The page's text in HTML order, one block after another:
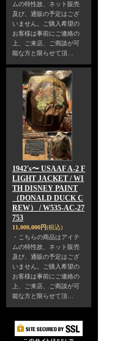
ムの特性故、ネット販売
及び、通販の予定はござ
いません。ご購入希望の
お客様は事前にご連絡の
上、ご来店、ご商談が可
能な方と限らせて頂…
1942's〜 USAAF A-2 F
LIGHT JACKET / WI
TH DISNEY PAINT
（DONALD DUCK C
REW） / W535-AC-27
753
11,000,000円(税込)
・こちらの商品はアイテ
ムの特性故、ネット販売
及び、通販の予定はござ
いません。ご購入希望の
お客様は事前にご連絡の
上、ご来店、ご商談が可
能な方と限らせて頂…